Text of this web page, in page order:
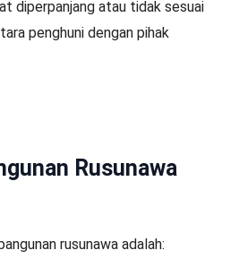
diperpanjang atau tidak sesuai
penghuni dengan pihak
Rusunawa
rusunawa adalah: